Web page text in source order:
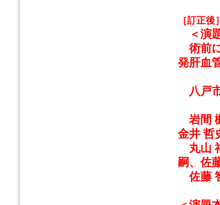
［訂正後
＜演
術前
発肝血
八戸
岩間
金井 哲
丸山
嗣、佐
佐藤